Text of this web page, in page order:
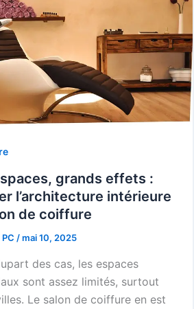
grands effets :
l’architecture intérieure
de coiffure
/mai 10, 2025
des cas, les espaces
sont assez limités, surtout
Le salon de coiffure en est